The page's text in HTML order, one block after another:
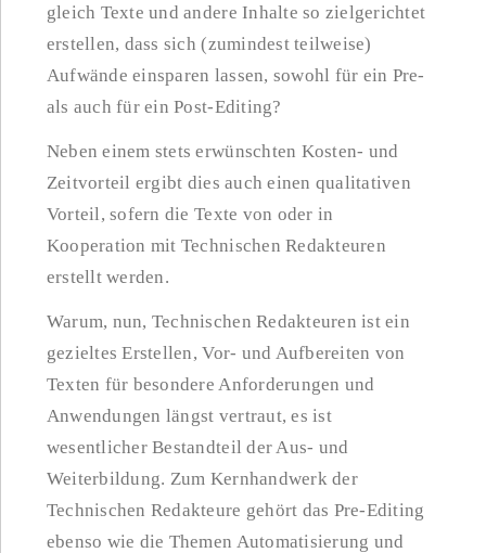
gleich Texte und andere Inhalte so zielgerichtet
erstellen, dass sich (zumindest teilweise)
Aufwände einsparen lassen, sowohl für ein Pre-
als auch für ein Post-Editing?
Neben einem stets erwünschten Kosten- und
Zeitvorteil ergibt dies auch einen qualitativen
Vorteil, sofern die Texte von oder in
Kooperation mit Technischen Redakteuren
erstellt werden.
Warum, nun, Technischen Redakteuren ist ein
gezieltes Erstellen, Vor- und Aufbereiten von
Texten für besondere Anforderungen und
Anwendungen längst vertraut, es ist
wesentlicher Bestandteil der Aus- und
Weiterbildung. Zum Kernhandwerk der
Technischen Redakteure gehört das Pre-Editing
ebenso wie die Themen Automatisierung und